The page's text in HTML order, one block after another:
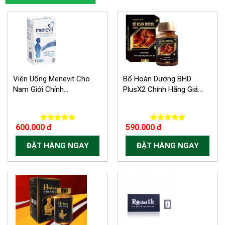
Viên Uống Menevit Cho
Nam Giới Chính...
600.000 đ
ĐẶT HÀNG NGAY
Bổ Hoàn Dương BHD
PlusX2 Chính Hãng Giá...
590.000 đ
ĐẶT HÀNG NGAY